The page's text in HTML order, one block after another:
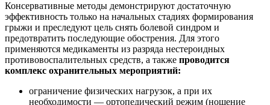
Консервативные методы демонстрируют достаточную
эффективность только на начальных стадиях формирования
грыжи и преследуют цель снять болевой синдром и
предотвратить последующие обострения. Для этого
применяются медикаменты из разряда нестероидных
противовоспалительных средств, а также проводится
комплекс охранительных мероприятий:
ограничение физических нагрузок, а при их
необходимости — ортопедический режим (ношение